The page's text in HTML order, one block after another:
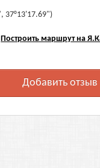
37°13'17.69")
Построить маршрут на
Добавить отзыв